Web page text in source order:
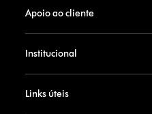
Apoio ao cliente
Institucional
Links úteis